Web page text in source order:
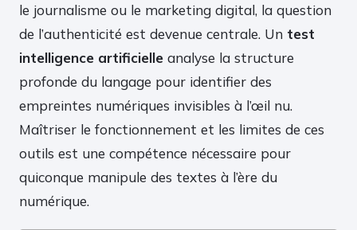
le journalisme ou le marketing digital, la question
de l’authenticité est devenue centrale. Un test
intelligence artificielle analyse la structure
profonde du langage pour identifier des
empreintes numériques invisibles à l’œil nu.
Maîtriser le fonctionnement et les limites de ces
outils est une compétence nécessaire pour
quiconque manipule des textes à l’ère du
numérique.